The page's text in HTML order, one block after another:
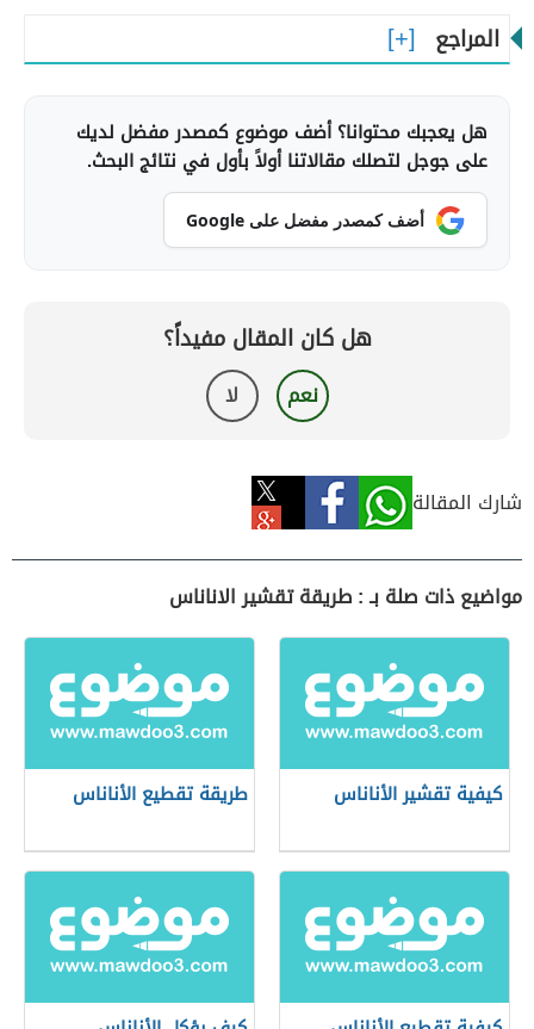
المراجع
هل يعجبك محتوانا؟ أضف موضوع كمصدر مفضل لديك
على جوجل لتصلك مقالاتنا أولاً بأول في نتائج البحث.
أضف كمصدر مفضل على Google
هل كان المقال مفيداً؟
نعم لا
شارك المقالة
مواضيع ذات صلة بـ : طريقة تقشير الاناناس
كيفية تقشير الأناناس طريقة تقطيع الأناناس